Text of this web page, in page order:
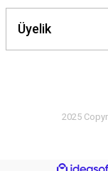
Üyelik
2025